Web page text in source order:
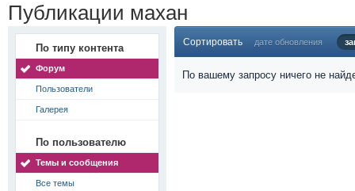
Публикации махан
По типу контента
Форум
Пользователи
Галерея
По пользователю
Темы и сообщения
Все темы
Сортировать дате обновления
По вашему запросу ничего не